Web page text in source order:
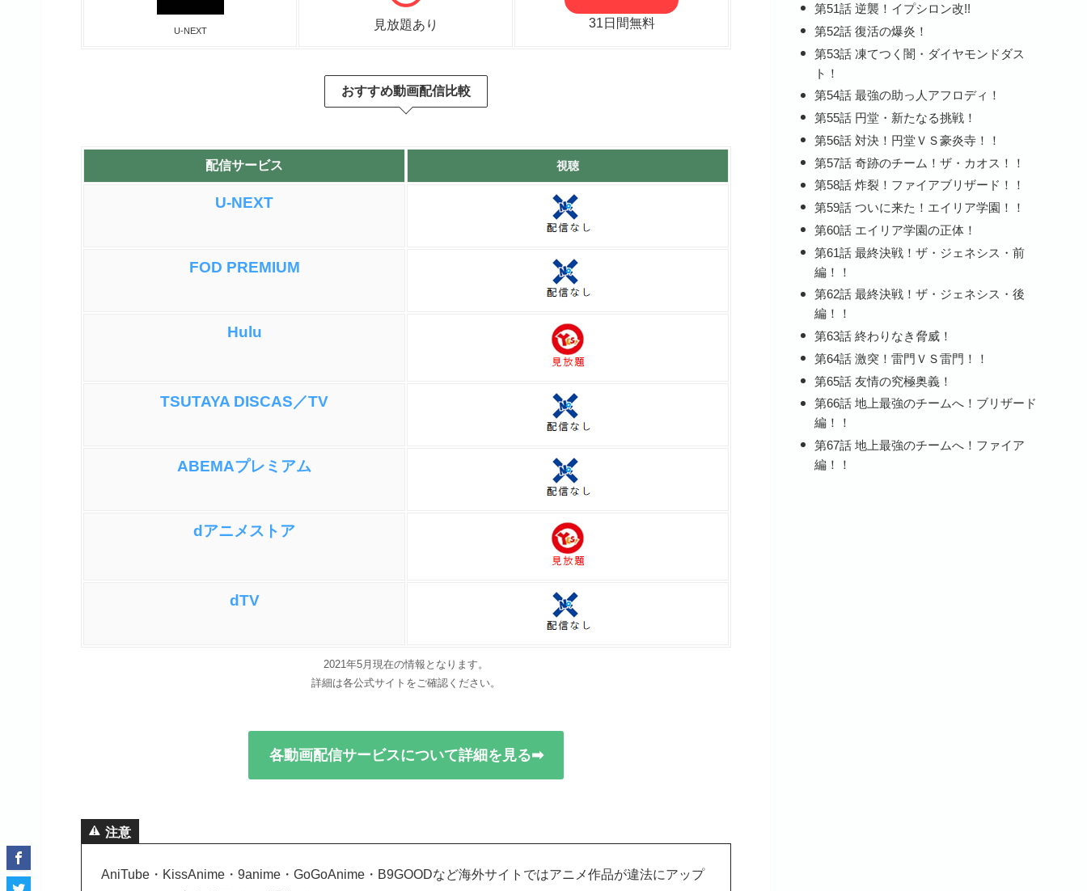
U-NEXT 見放題あり 31日間無料
おすすめ動画配信比較
配信サービス 視聴
U-NEXT
FOD PREMIUM
Hulu
TSUTAYA DISCAS／TV
ABEMAプレミアム
dアニメストア
dTV
2021年5月現在の情報となります。
詳細は各公式サイトをご確認ください。
各動画配信サービスについて詳細を見る➡
注意
AniTube・KissAnime・9anime・GoGoAnime・B9GOODなど海外サイトではアニメ作品が違法にアップ
第51話 逆襲！イプシロン改!!
第52話 復活の爆炎！
第53話 凍てつく闇・ダイヤモンドダス
ト！
第54話 最強の助っ人アフロディ！
第55話 円堂・新たなる挑戦！
第56話 対決！円堂ＶＳ豪炎寺！！
第57話 奇跡のチーム！ザ・カオス！！
第58話 炸裂！ファイアブリザード！！
第59話 ついに来た！エイリア学園！！
第60話 エイリア学園の正体！
第61話 最終決戦！ザ・ジェネシス・前
編！！
第62話 最終決戦！ザ・ジェネシス・後
編！！
第63話 終わりなき脅威！
第64話 激突！雷門ＶＳ雷門！！
第65話 友情の究極奥義！
第66話 地上最強のチームへ！ブリザード
編！！
第67話 地上最強のチームへ！ファイア
編！！